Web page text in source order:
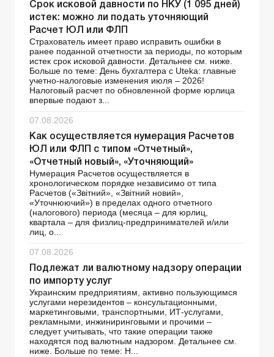
Срок исковой давности по НКУ (1 095 дней)
истек: можно ли подать уточняющий
Расчет ЮЛ или ФЛП
Страхователь имеет право исправить ошибки в
ранее поданной отчетности за периоды, по которым
истек срок исковой давности. Детальнее см. ниже.
Больше по теме: День бухгалтера с Uteka: главные
учетно-налоговые изменения июля – 2026!
Налоговый расчет по обновленной форме юрлица
впервые подают з...
07.08.2026
Как осуществляется нумерация Расчетов
ЮЛ или ФЛП с типом «Отчетный»,
«Отчетный новый», «Уточняющий»
Нумерация Расчетов осуществляется в
хронологическом порядке независимо от типа
Расчетов («Звітний», «Звітний новий»,
«Уточнюючий») в пределах одного отчетного
(налогового) периода (месяца – для юрлиц,
квартала – для физлиц-предпринимателей и/или
лиц, о...
07.08.2026
Подлежат ли валютному надзору операции
по импорту услуг
Украинским предприятиям, активно пользующимся
услугами нерезидентов – консультационными,
маркетинговыми, транспортными, ИТ-услугами,
рекламными, инжиниринговыми и прочими –
следует учитывать, что такие операции также
находятся под валютным надзором. Детальнее см.
ниже. Больше по теме: Н...